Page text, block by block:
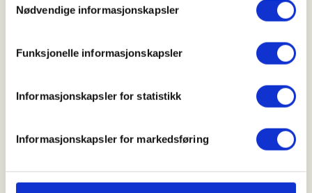
Nødvendige informasjonskapsler
Funksjonelle informasjonskapsler
Informasjonskapsler for statistikk
Informasjonskapsler for markedsføring
eva.bordal@hotmail.com
Introjakt sjøfugl med oppmøte på Møvik kai.
Ikke medlem: kr 350,-